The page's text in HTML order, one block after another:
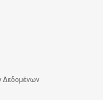
Δεδομένων